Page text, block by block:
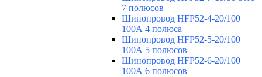
7 полюсов
Шинопровод HFP52-4-20/100
100А 4 полюса
Шинопровод HFP52-5-20/100
100А 5 полюсов
Шинопровод HFP52-6-20/100
100А 6 полюсов